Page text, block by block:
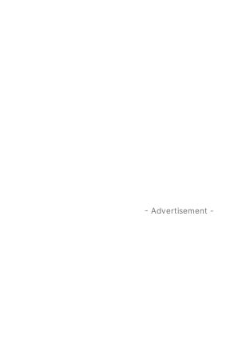
- Advertisement -